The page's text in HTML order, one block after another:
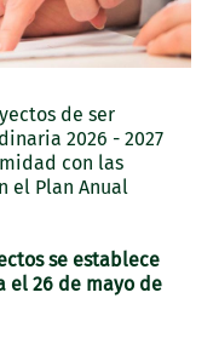
de ser
2026 - 2027
con las
el Plan Anual
se establece
el 26 de mayo de